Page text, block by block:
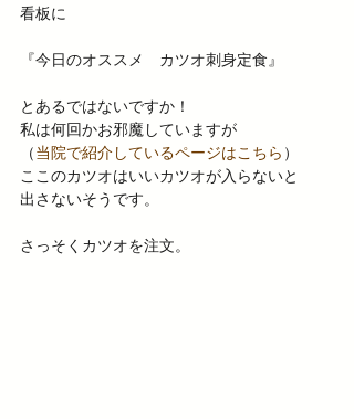
看板に
『今日のオススメ　カツオ刺身定食』
とあるではないですか！
私は何回かお邪魔していますが
（当院で紹介しているページはこちら ）
ここのカツオはいいカツオが入らないと
出さないそうです。
さっそくカツオを注文。